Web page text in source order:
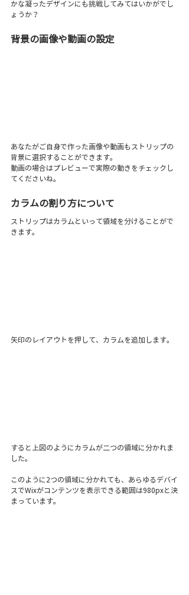
かな凝ったデザインにも挑戦してみてはいかがでし
ょうか？
背景の画像や動画の設定
あなたがご自身で作った画像や動画もストリップの
背景に選択することができます。
動画の場合はプレビューで実際の動きをチェックし
てくださいね。
カラムの割り方について
ストリップはカラムといって領域を分けることがで
きます。
矢印のレイアウトを押して、カラムを追加します。
すると上図のようにカラムが二つの領域に分かれま
した。
このように2つの領域に分かれても、あらゆるデバイ
スでWixがコンテンツを表示できる範囲は980pxと決
まっています。